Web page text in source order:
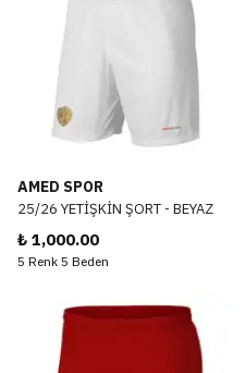
AMED SPOR
25/26 YETİŞKİN ŞORT - BEYAZ
₺ 1,000.00
5 Renk 5 Beden